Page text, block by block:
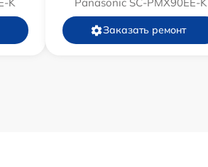
Заказать ремонт